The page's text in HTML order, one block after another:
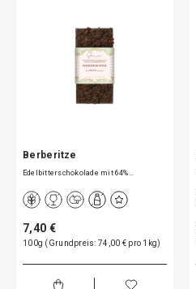
Berberitze
Edelbitterschokolade mit 64%…
7,40 €
100g (Grundpreis: 74,00 € pro 1kg)